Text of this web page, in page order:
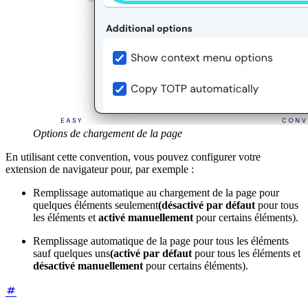
Options de chargement de la page
En utilisant cette convention, vous pouvez configurer votre
extension de navigateur pour, par exemple :
Remplissage automatique au chargement de la page pour
quelques éléments seulement(désactivé par défaut pour tous
les éléments et activé manuellement pour certains éléments).
Remplissage automatique de la page pour tous les éléments
sauf quelques uns(activé par défaut pour tous les éléments et
désactivé manuellement pour certains éléments).